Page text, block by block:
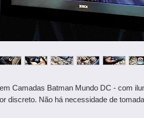
Camadas Batman Mundo DC - com
discreto. Não há necessidade de